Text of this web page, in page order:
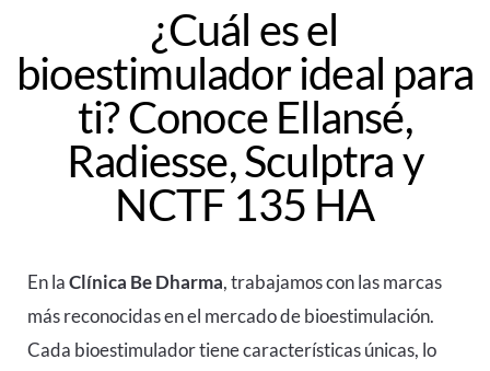
¿Cuál es el
bioestimulador ideal para
ti? Conoce Ellansé,
Radiesse, Sculptra y
NCTF 135 HA
En laClínica Be Dharma, trabajamos con las marcas
más reconocidas en el mercado de bioestimulación.
Cada bioestimulador tiene características únicas, lo